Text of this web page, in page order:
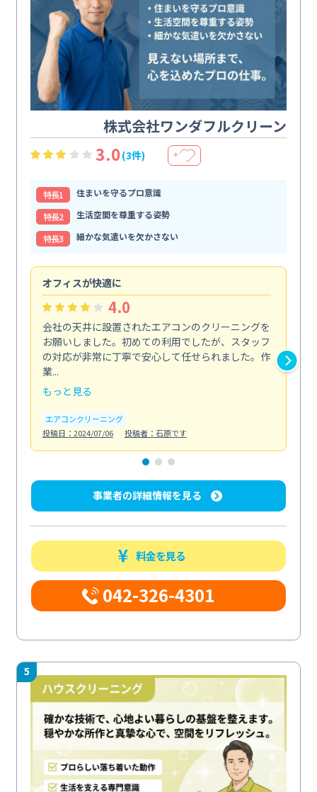
株式会社ワンダフルクリーン
3.0(3件) ＋
特⻑1
住まいを守るプロ意識
特⻑2
生活空間を尊重する姿勢
特⻑3
細かな気遣いを欠かさない
オフィスが快適に
4.0
会社の天井に設置されたエアコンのクリーニングを
お願いしました。初めての利用でしたが、スタッフ
の対応が非常に丁寧で安心して任せられました。作
業...
もっと見る
エアコンクリーニング
投稿日：2024/07/06
投稿者：石原です
事業者の詳細情報を見る
料金を見る
042-326-4301
5